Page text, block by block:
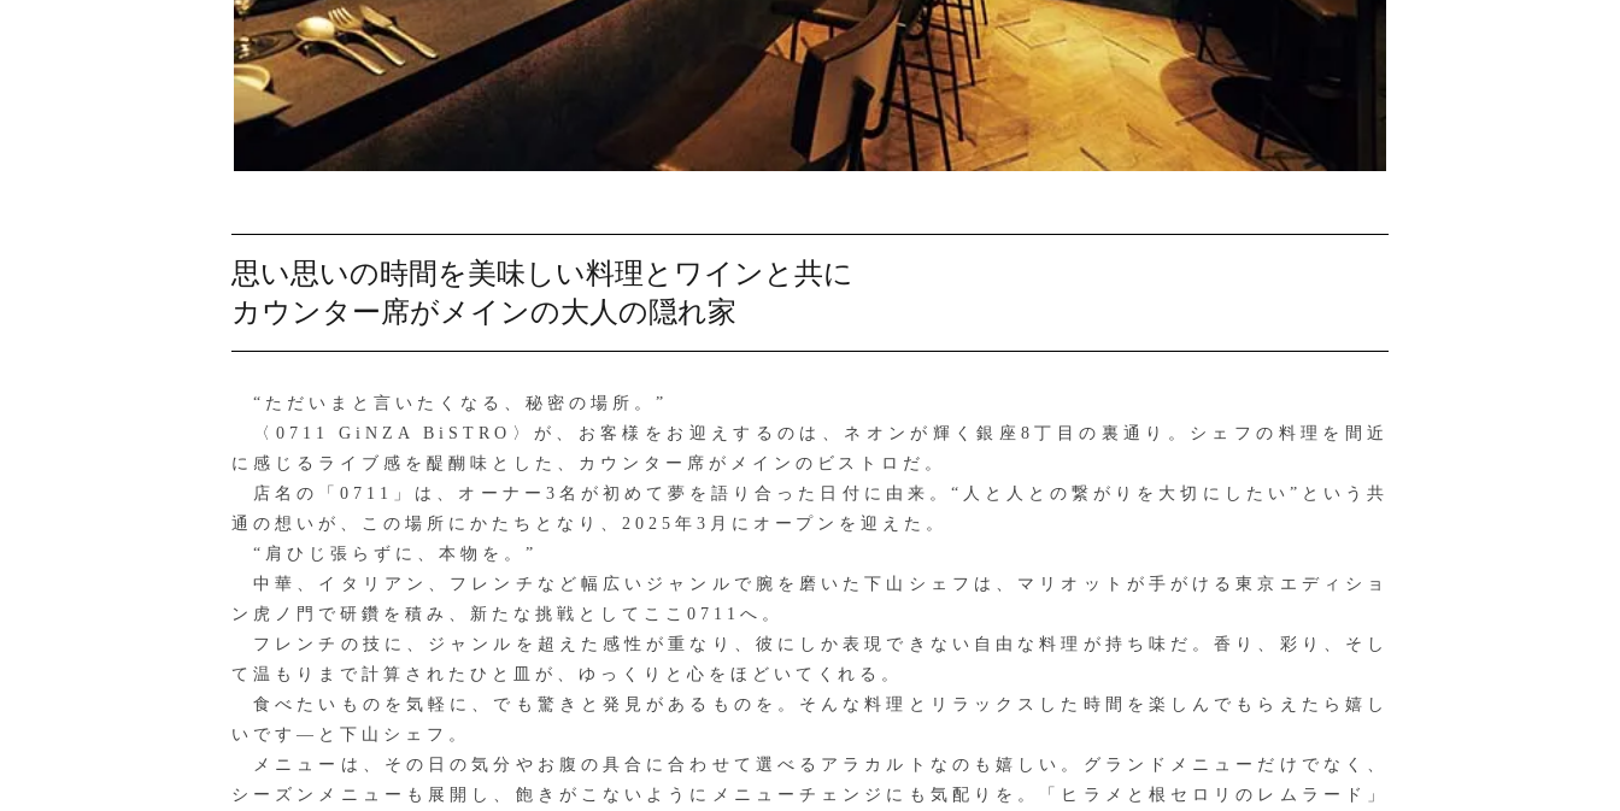
思い思いの時間を美味しい料理とワインと共に
カウンター席がメインの大人の隠れ家
“ただいまと言いたくなる、秘密の場所。”
〈0711 GiNZA BiSTRO〉が、お客様をお迎えするのは、ネオンが輝く銀座8丁目の裏通り。シェフの料理を間近
に感じるライブ感を醍醐味とした、カウンター席がメインのビストロだ。
店名の「0711」は、オーナー3名が初めて夢を語り合った日付に由来。“人と人との繋がりを大切にしたい”という共
通の想いが、この場所にかたちとなり、2025年3月にオープンを迎えた。
“肩ひじ張らずに、本物を。”
中華、イタリアン、フレンチなど幅広いジャンルで腕を磨いた下山シェフは、マリオットが手がける東京エディショ
ン虎ノ門で研鑽を積み、新たな挑戦としてここ0711へ。
フレンチの技に、ジャンルを超えた感性が重なり、彼にしか表現できない自由な料理が持ち味だ。香り、彩り、そし
て温もりまで計算されたひと皿が、ゆっくりと心をほどいてくれる。
食べたいものを気軽に、でも驚きと発見があるものを。そんな料理とリラックスした時間を楽しんでもらえたら嬉し
いです—と下山シェフ。
メニューは、その日の気分やお腹の具合に合わせて選べるアラカルトなのも嬉しい。グランドメニューだけでなく、
シーズンメニューも展開し、飽きがこないようにメニューチェンジにも気配りを。「ヒラメと根セロリのレムラード」